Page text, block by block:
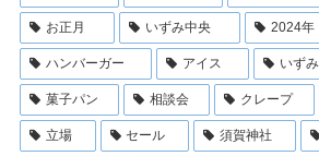
お正月 いずみ中央 2024年
ハンバーガー アイス いず
菓子パン 相談会 クレープ
立場 セール 須賀神社